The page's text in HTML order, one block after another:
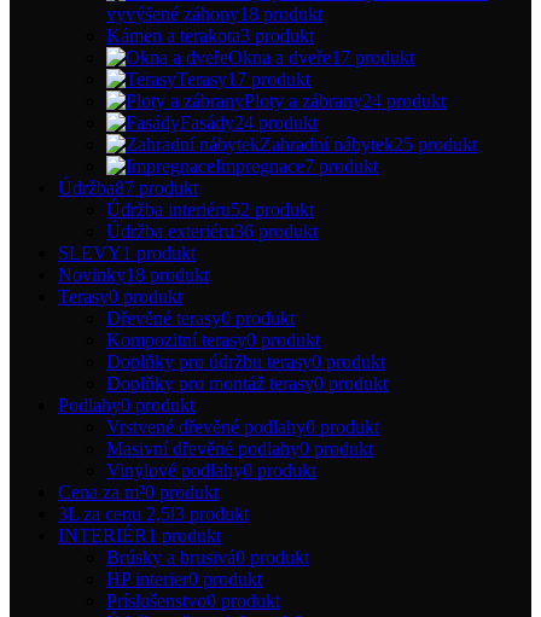
vyvýšené záhony18 produkt
Kámen a terakota3 produkt
Okna a dveře17 produkt
Terasy17 produkt
Ploty a zábrany24 produkt
Fasády24 produkt
Zahradní nábytek25 produkt
Impregnace7 produkt
Údržba87 produkt
Údržba interiéru52 produkt
Údržba exteriéru36 produkt
SLEVY1 produkt
Novinky18 produkt
Terasy0 produkt
Dřevěné terasy0 produkt
Kompozitní terasy0 produkt
Doplňky pro údržbu terasy0 produkt
Doplňky pro montáž terasy0 produkt
Podlahy0 produkt
Vrstvené dřevěné podlahy0 produkt
Masivní dřevěné podlahy0 produkt
Vinylové podlahy0 produkt
Cena za m²0 produkt
3L za cenu 2,5l3 produkt
INTERIÉR1 produkt
Brúsky a brusivá0 produkt
HP interier0 produkt
Príslušenstvo0 produkt